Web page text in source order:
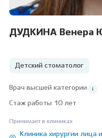
ДУДКИНА Венера
Детский стоматолог
Врач высшей категории
Стаж работы 10 лет
Принимает в клиниках
Клиника хирургии лица